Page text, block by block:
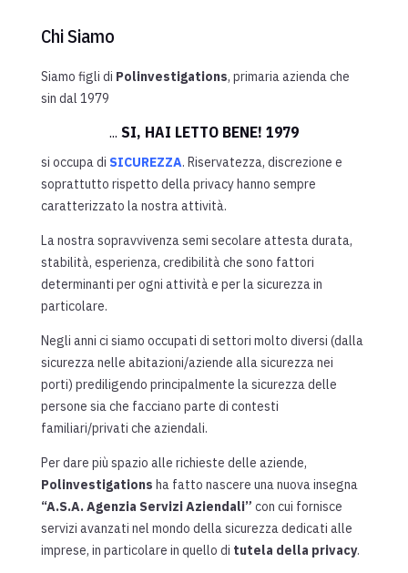
Chi Siamo
Siamo figli di Polinvestigations, primaria azienda che
sin dal 1979
... SI, HAI LETTO BENE! 1979
si occupa di SICUREZZA. Riservatezza, discrezione e
soprattutto rispetto della privacy hanno sempre
caratterizzato la nostra attività.
La nostra sopravvivenza semi secolare attesta durata,
stabilità, esperienza, credibilità che sono fattori
determinanti per ogni attività e per la sicurezza in
particolare.
Negli anni ci siamo occupati di settori molto diversi (dalla
sicurezza nelle abitazioni/aziende alla sicurezza nei
porti) prediligendo principalmente la sicurezza delle
persone sia che facciano parte di contesti
familiari/privati che aziendali.
Per dare più spazio alle richieste delle aziende,
Polinvestigations ha fatto nascere una nuova insegna
“A.S.A. Agenzia Servizi Aziendali” con cui fornisce
servizi avanzati nel mondo della sicurezza dedicati alle
imprese, in particolare in quello di tutela della privacy.